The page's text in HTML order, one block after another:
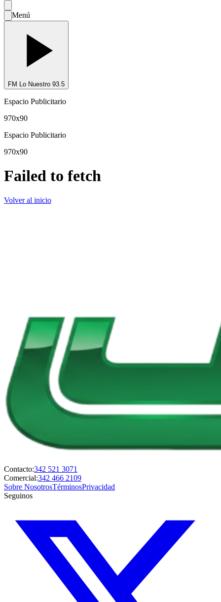
Menú
FM Lo Nuestro 93.5
Espacio Publicitario
970x90
Espacio Publicitario
970x90
Failed to fetch
Volver al inicio
Contacto:342 521 3071
Comercial:342 466 2109
Sobre NosotrosTérminosPrivacidad
Seguinos